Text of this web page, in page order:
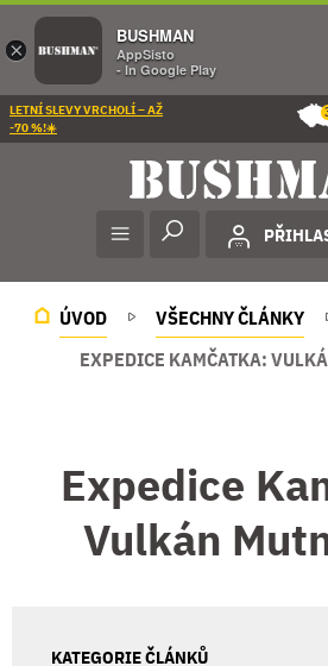
LETNÍ SLEVY VRCHOLÍ – AŽ
-70 %!☀️
ÚVOD VŠECHNY ČLÁNKY
EXPEDICE KAMČATKA:
Expedice
Vulkán
KATEGORIE ČLÁNKŮ
×
BUSHMAN
AppSisto
- In Google Play